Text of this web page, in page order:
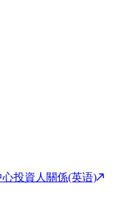
心投資人關係(英语)